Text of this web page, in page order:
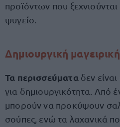
προϊόντων που
ψυγείο.
Δημιουργική
Τα περισσεύματα δεν
για δημιουργικότητα. Από
μπορούν να προκύψουν
σούπες, ενώ τα λαχανικά